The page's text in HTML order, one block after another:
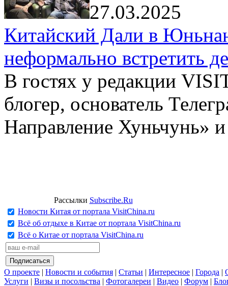
27.03.2025
Китайский Дали в
неформально встретить
В гостях у редакции
блогер, основатель
Направление Хуньчунь»
Рассылки Subscribe.Ru
Новости Китая от портала VisitChina.ru
Всё об отдыхе в Китае от портала VisitChina.ru
Всё о Китае от портала VisitChina.ru
О проекте | Новости и события | Статьи | Интересное | Города |
Услуги | Визы и посольства | Фотогалереи | Видео | Форум |